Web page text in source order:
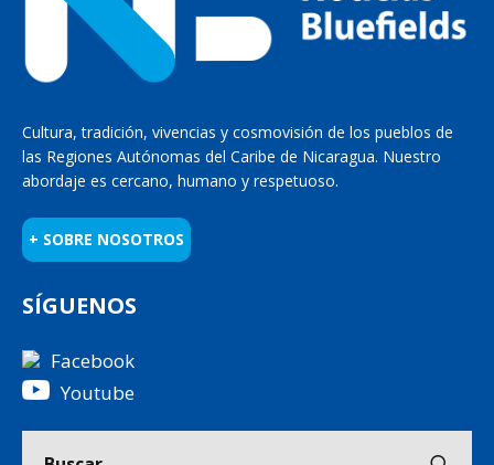
Cultura, tradición, vivencias y cosmovisión de los pueblos de
las Regiones Autónomas del Caribe de Nicaragua. Nuestro
abordaje es cercano, humano y respetuoso.
+ SOBRE NOSOTROS
SÍGUENOS
Facebook
Youtube